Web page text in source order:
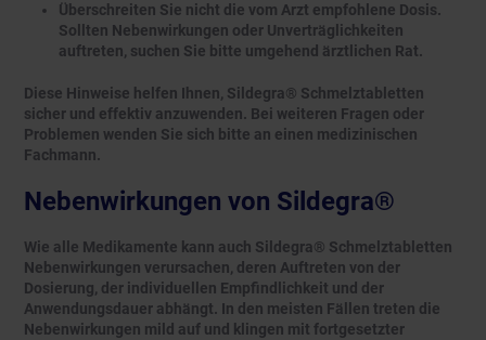
Überschreiten Sie nicht die vom Arzt empfohlene Dosis.
Sollten Nebenwirkungen oder Unverträglichkeiten
auftreten, suchen Sie bitte umgehend ärztlichen Rat.
Diese Hinweise helfen Ihnen, Sildegra® Schmelztabletten
sicher und effektiv anzuwenden. Bei weiteren Fragen oder
Problemen wenden Sie sich bitte an einen medizinischen
Fachmann.
Nebenwirkungen von Sildegra®
Wie alle Medikamente kann auch Sildegra® Schmelztabletten
Nebenwirkungen verursachen, deren Auftreten von der
Dosierung, der individuellen Empfindlichkeit und der
Anwendungsdauer abhängt. In den meisten Fällen treten die
Nebenwirkungen mild auf und klingen mit fortgesetzter